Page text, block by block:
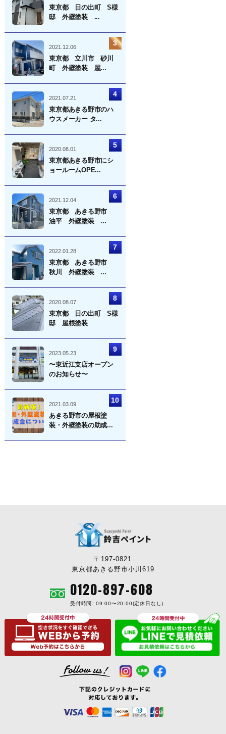
東京都 日の出町 S様
邸 外壁塗装 ...
2021.12.06
東京都 立川市 砂川
町 外壁塗装 屋...
2021.07.21
東京都あきる野市のハ
ウスメーカー タ...
2020.08.01
東京都あきる野市にシ
ョールームOPE...
2021.12.04
東京都 あきる野市
油平 外壁塗装 ...
2022.01.28
東京都 あきる野市
秋川 外壁塗装 ...
2020.08.07
東京都 日の出町 S様
邸 屋根塗装
2023.05.23
〜東近江支店オープン
のお知らせ〜
2021.03.09
あきる野市の屋根塗
装・外壁塗装の助成...
〒197-0821
東京都あきる野市小川619
0120-897-608
受付時間: 09:00〜20:00(定休日なし)